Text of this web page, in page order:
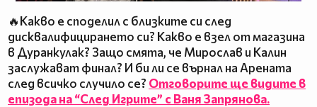
🔥Какво е споделил с близките си след
дисквалифицирането си? Какво е взел от магазина
в Дуранкулак? Защо смята, че Мирослав и Калин
заслужават финал? И би ли се върнал на Арената
след всичко случило се? Отговорите ще видите в
епизода на “След Игрите” с Ваня Запрянова.